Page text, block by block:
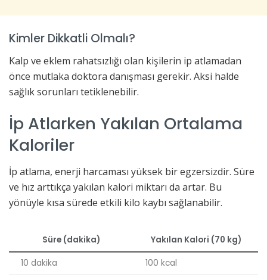
Kimler Dikkatli Olmalı?
Kalp ve eklem rahatsızlığı olan kişilerin ip atlamadan
önce mutlaka doktora danışması gerekir. Aksi halde
sağlık sorunları tetiklenebilir.
İp Atlarken Yakılan Ortalama
Kaloriler
İp atlama, enerji harcaması yüksek bir egzersizdir. Süre
ve hız arttıkça yakılan kalori miktarı da artar. Bu
yönüyle kısa sürede etkili kilo kaybı sağlanabilir.
Süre (dakika) Yakılan Kalori (70 kg)
10 dakika
100 kcal